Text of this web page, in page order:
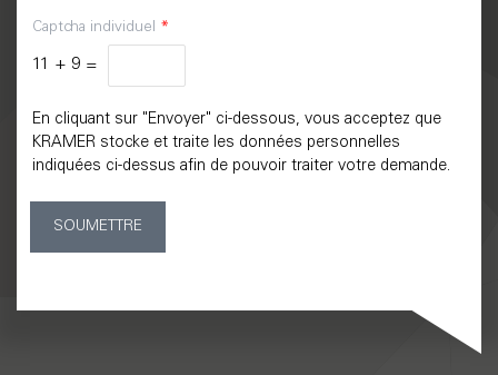
Captcha individuel *
11 + 9 =
En cliquant sur "Envoyer" ci-dessous, vous acceptez que
KRAMER stocke et traite les données personnelles
indiquées ci-dessus afin de pouvoir traiter votre demande.
SOUMETTRE